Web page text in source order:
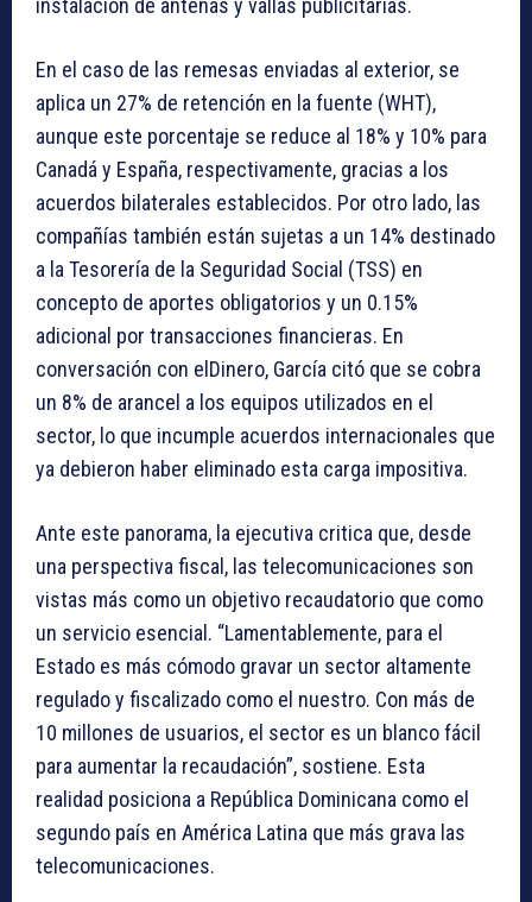
instalación de antenas y vallas publicitarias.
En el caso de las remesas enviadas al exterior, se
aplica un 27% de retención en la fuente (WHT),
aunque este porcentaje se reduce al 18% y 10% para
Canadá y España, respectivamente, gracias a los
acuerdos bilaterales establecidos. Por otro lado, las
compañías también están sujetas a un 14% destinado
a la Tesorería de la Seguridad Social (TSS) en
concepto de aportes obligatorios y un 0.15%
adicional por transacciones financieras. En
conversación con elDinero, García citó que se cobra
un 8% de arancel a los equipos utilizados en el
sector, lo que incumple acuerdos internacionales que
ya debieron haber eliminado esta carga impositiva.
Ante este panorama, la ejecutiva critica que, desde
una perspectiva fiscal, las telecomunicaciones son
vistas más como un objetivo recaudatorio que como
un servicio esencial. “Lamentablemente, para el
Estado es más cómodo gravar un sector altamente
regulado y fiscalizado como el nuestro. Con más de
10 millones de usuarios, el sector es un blanco fácil
para aumentar la recaudación”, sostiene. Esta
realidad posiciona a República Dominicana como el
segundo país en América Latina que más grava las
telecomunicaciones.